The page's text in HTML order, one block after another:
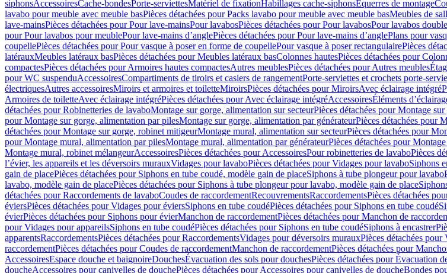
siphonsAccessoiresCache-bondesPorte-serviettesMatériel de fixationHabillages cache-siphonsEquerres de montage
lavabo pour meuble avec meuble basPièces détachées pour Packs lavabo pour meuble avec meuble basMeubles de
lave-mainsPièces détachées pour Pour lave-mainsPour lavabosPièces détachées pour Pour lavabosPour lavabos
pour Pour lavabos pour meublePour lave-mains d’anglePièces détachées pour Pour lave-mains d’anglePlans pour
coupellePièces détachées pour Pour vasque à poser en forme de coupellePour vasque à poser rectangulairePièces
latérauxMeubles latéraux basPièces détachées pour Meubles latéraux basColonnes hautesPièces détachées pour
compactesPièces détachées pour Armoires hautes compactesAutres meublesPièces détachées pour Autres meubles
pour WC suspenduAccessoiresCompartiments de tiroirs et casiers de rangementPorte-serviettes et crochets porte-
électriquesAutres accessoiresMiroirs et armoires et toiletteMiroirsPièces détachées pour MiroirsAvec éclairage intégré
Armoires de toiletteAvec éclairage intégréPièces détachées pour Avec éclairage intégréAccessoiresÉléments
détachées pour Robinetteries de lavaboMontage sur gorge, alimentation sur secteurPièces détachées pour Montage
pour Montage sur gorge, alimentation par pilesMontage sur gorge, alimentation par générateurPièces détachées pour
détachées pour Montage sur gorge, robinet mitigeurMontage mural, alimentation sur secteurPièces détachées pour
pour Montage mural, alimentation par pilesMontage mural, alimentation par générateurPièces détachées pour
Montage mural, robinet mélangeurAccessoiresPièces détachées pour AccessoiresPour robinetteries de lavaboPièces
l’évier, les appareils et les déversoirs murauxVidages pour lavaboPièces détachées pour Vidages pour lavaboSiphons
gain de placePièces détachées pour Siphons en tube coudé, modèle gain de placeSiphons à tube plongeur pour lavabo
lavabo, modèle gain de placePièces détachées pour Siphons à tube plongeur pour lavabo, modèle gain de place
détachées pour Raccordements de lavaboCoudes de raccordementRecouvrementsRaccordementsPièces détachées
éviersPièces détachées pour Vidages pour éviersSiphons en tube coudéPièces détachées pour Siphons en tube coudé
évierPièces détachées pour Siphons pour évierManchon de raccordementPièces détachées pour Manchon de
pour Vidages pour appareilsSiphons en tube coudéPièces détachées pour Siphons en tube coudéSiphons à encastrer
apparentsRaccordementsPièces détachées pour RaccordementsVidages pour déversoirs murauxPièces détachées
raccordementPièces détachées pour Coudes de raccordementManchon de raccordementPièces détachées pour
AccessoiresEspace douche et baignoireDouchesÉvacuation des sols pour douchesPièces détachées pour Évacuation
doucheAccessoires pour canivelles de douchePièces détachées pour Accessoires pour canivelles de doucheBondes